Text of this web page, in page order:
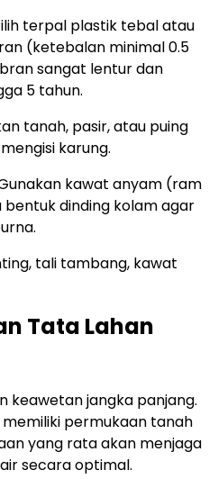
terpal plastik tebal atau
(ketebalan minimal 0.5
sangat lentur dan
5 tahun.
tanah, pasir, atau puing
karung.
kawat anyam (ram
dinding kolam agar
tali tambang, kawat
Tata Lahan
keawetan jangka panjang.
permukaan tanah
yang rata akan menjaga
secara optimal.